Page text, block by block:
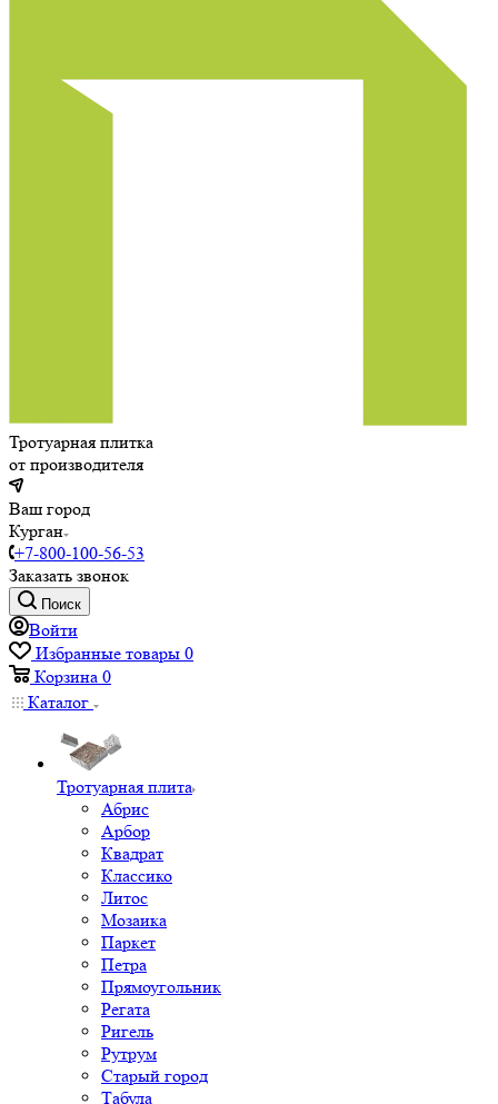
Тротуарная плитка
от производителя
Ваш город
Курган
+7-800-100-56-53
Заказать звонок
Поиск
Войти
Избранные товары 0
Корзина 0
Каталог
Тротуарная плита
Абрис
Арбор
Квадрат
Классико
Литос
Мозаика
Паркет
Петра
Прямоугольник
Регата
Ригель
Рутрум
Старый город
Табула